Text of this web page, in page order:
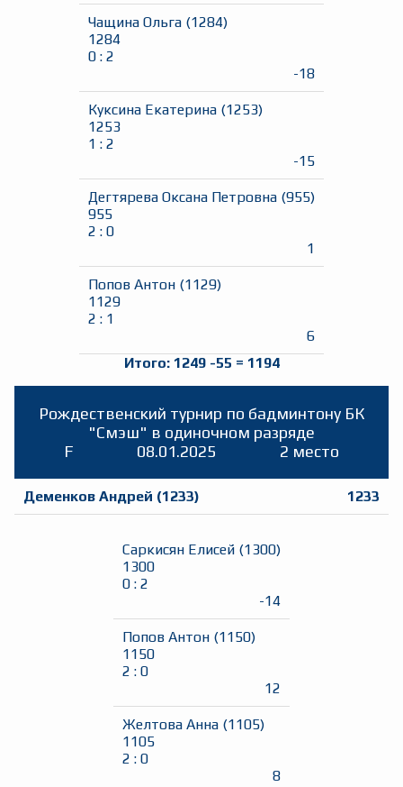
Чащина Ольга (1284)
1284
0 : 2
-18
Куксина Екатерина (1253)
1253
1 : 2
-15
Дегтярева Оксана Петровна (955)
955
2 : 0
1
Попов Антон (1129)
1129
2 : 1
6
Итого: 1249 -55 = 1194
Рождественский турнир по бадминтону БК
"Смэш" в одиночном разряде
F
08.01.2025 2 место
Деменков Андрей (1233) 1233
Саркисян Елисей (1300)
1300
0 : 2
-14
Попов Антон (1150)
1150
2 : 0
12
Желтова Анна (1105)
1105
2 : 0
8